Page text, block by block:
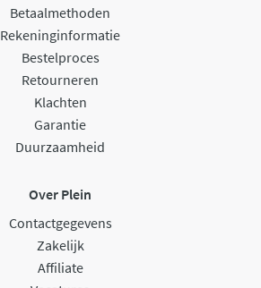
Betaalmethoden
Rekeninginformatie
Bestelproces
Retourneren
Klachten
Garantie
Duurzaamheid
Over Plein
Contactgegevens
Zakelijk
Affiliate